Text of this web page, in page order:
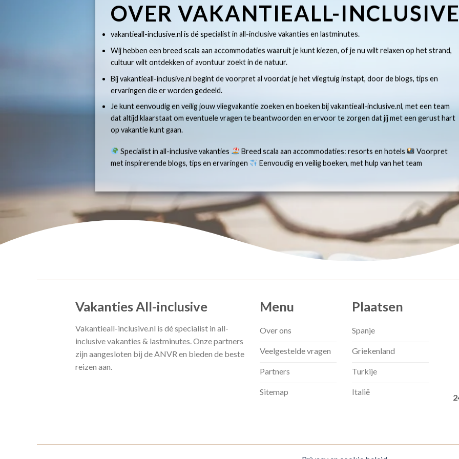
OVER VAKANTIEALL-
vakantieall-inclusive.nl is dé specialist in all-inclusive vakanties en lastminutes.
Wij hebben een breed scala aan accommodaties waaruit je kunt kiezen, of je nu wilt relaxen op het strand,
cultuur wilt ontdekken of avontuur zoekt in de natuur.
Bij vakantieall-inclusive.nl begint de voorpret al voordat je het vliegtuig instapt, door de blogs, tips en
ervaringen die er worden gedeeld.
Je kunt eenvoudig en veilig jouw vliegvakantie zoeken en boeken bij vakantieall-inclusive.nl, met een team
dat altijd klaarstaat om eventuele vragen te beantwoorden en ervoor te zorgen dat jij met een gerust hart
op vakantie kunt gaan.
Specialist in all-inclusive vakanties Breed scala aan accommodaties: resorts en hotels
Voorpret
met inspirerende blogs, tips en ervaringen
Eenvoudig en veilig boeken, met hulp van het team
Vakanties All-inclusive
Vakantieall-inclusive.nl is dé specialist in all-
inclusive vakanties & lastminutes. Onze partners
zijn aangesloten bij de ANVR en bieden de beste
reizen aan.
Menu
Over ons
Veelgestelde vragen
Partners
Sitemap
Plaatsen
Spanje
Griekenland
Turkije
Italië